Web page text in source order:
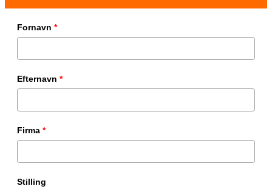
Fornavn *
Efternavn *
Firma *
Stilling